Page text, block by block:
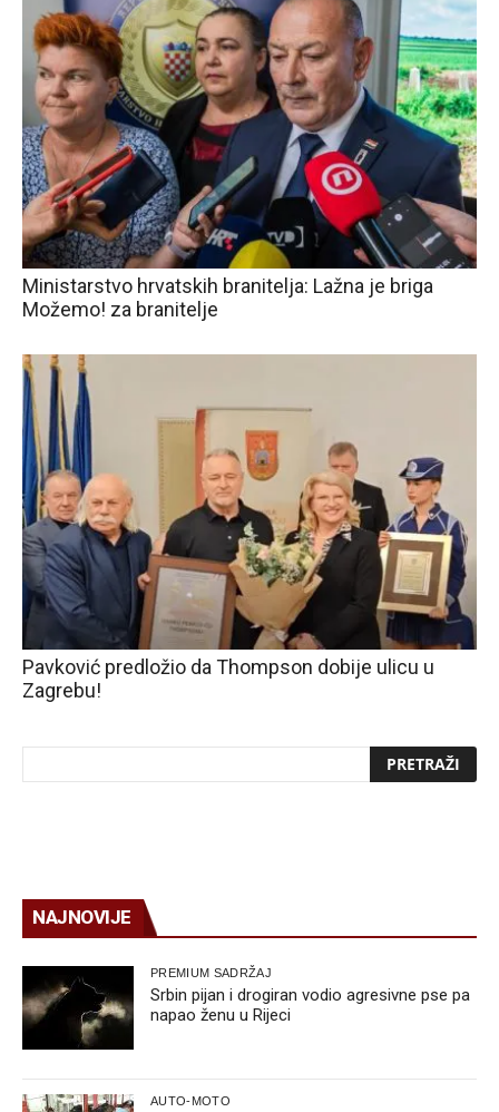
Ministarstvo hrvatskih branitelja: Lažna je briga
Možemo! za branitelje
Pavković predložio da Thompson dobije ulicu u
Zagrebu!
NAJNOVIJE
PREMIUM SADRŽAJ
Srbin pijan i drogiran vodio agresivne pse pa
napao ženu u Rijeci
AUTO-MOTO